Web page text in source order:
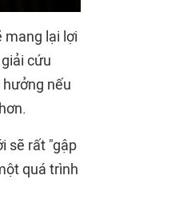
mang lại lợi
cứu
nếu
sẽ rất "gập
quá trình